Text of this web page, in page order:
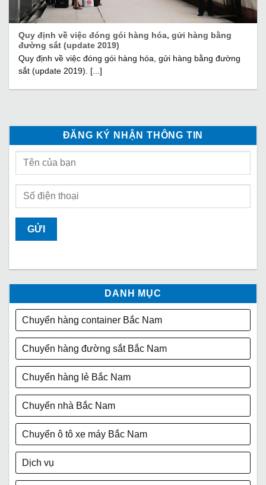
Quy định về việc đóng gói hàng hóa, gửi hàng bằng
đường sắt (update 2019)
Quy định về việc đóng gói hàng hóa, gửi hàng bằng đường
sắt (update 2019). [...]
ĐĂNG KÝ NHẬN THÔNG TIN
DANH MỤC
Chuyển hàng container Bắc Nam
Chuyển hàng đường sắt Bắc Nam
Chuyển hàng lẻ Bắc Nam
Chuyển nhà Bắc Nam
Chuyển ô tô xe máy Bắc Nam
Dịch vụ